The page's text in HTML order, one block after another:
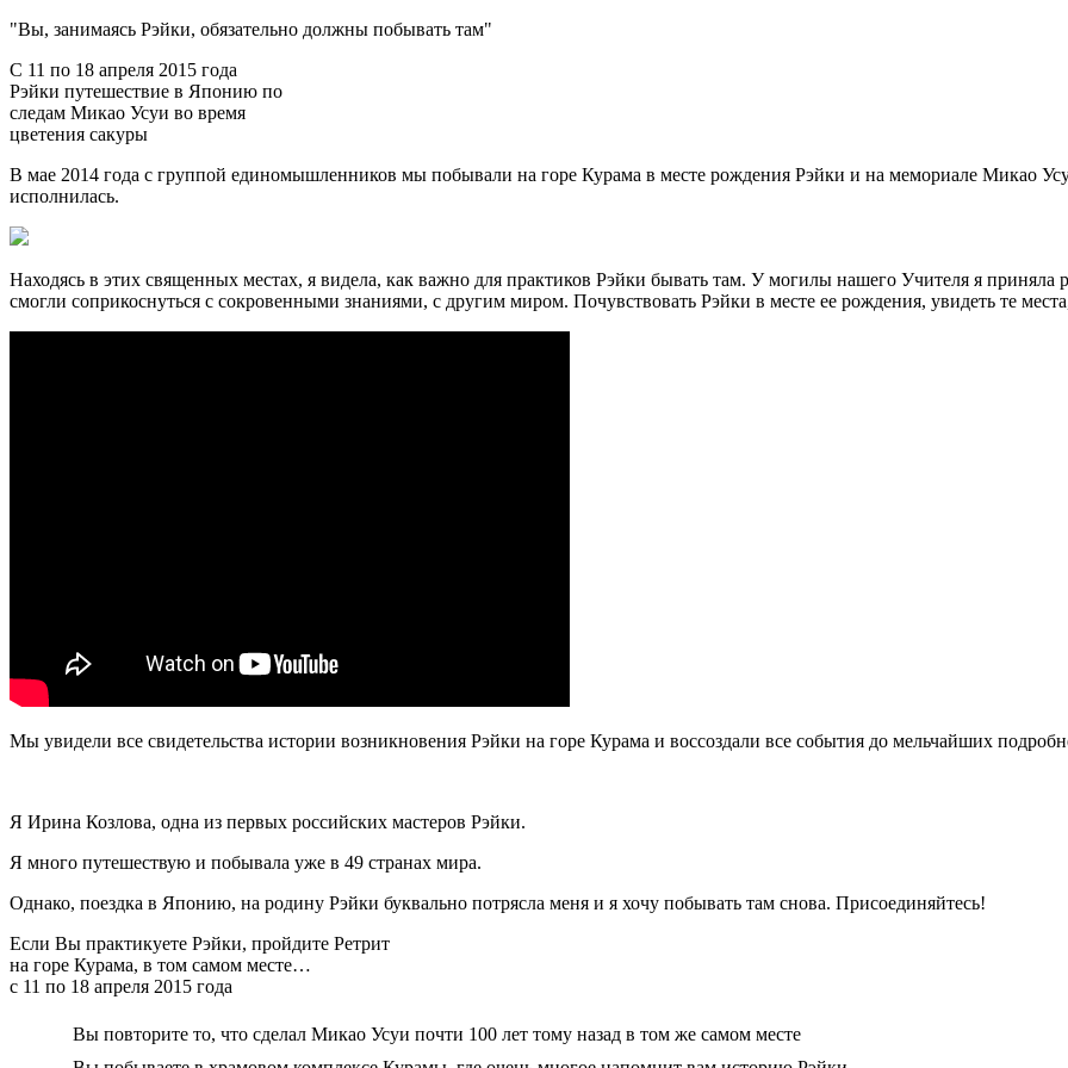
"Вы, занимаясь Рэйки, обязательно должны побывать там"
С 11 по 18 апреля 2015 года
Рэйки путешествие в Японию по
следам Микао Усуи во время
цветения сакуры
В мае 2014 года с группой единомышленников мы побывали на горе Курама в месте рождения Рэйки и на мемориале Микао
исполнилась.
Находясь в этих священных местах, я видела, как важно для практиков Рэйки бывать там. У могилы нашего Учителя я
смогли соприкоснуться с сокровенными знаниями, с другим миром. Почувствовать Рэйки в месте ее рождения, увидеть те
Мы увидели все свидетельства истории возникновения Рэйки на горе Курама и воссоздали все события до мельчайших
Я Ирина Козлова, одна из первых российских мастеров Рэйки.
Я много путешествую и побывала уже в 49 странах мира.
Однако, поездка в Японию, на родину Рэйки буквально потрясла меня и я хочу побывать там снова. Присоединяйтесь!
Если Вы практикуете Рэйки, пройдите Ретрит
на горе Курама, в том самом месте…
с 11 по 18 апреля 2015 года
Вы повторите то, что сделал Микао Усуи почти 100 лет тому назад в том же самом месте